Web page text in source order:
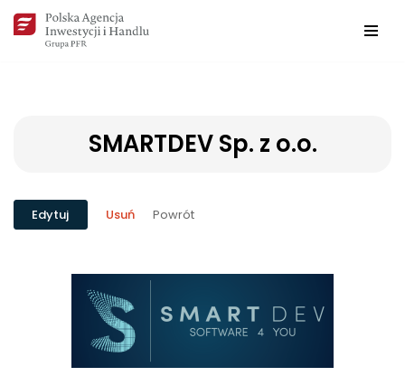
Przejdź
SMARTDEV Sp. z o.o.
Edytuj Usuń Powrót